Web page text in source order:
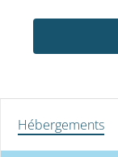
Hébergements